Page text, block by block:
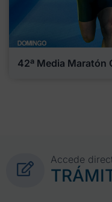
42ª Media Maratón
Accede